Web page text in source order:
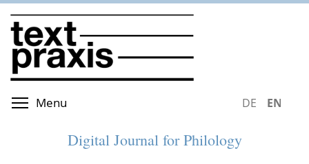
Skip
to
main
content
Menu DEUTSCH
Digital Journal for Philology